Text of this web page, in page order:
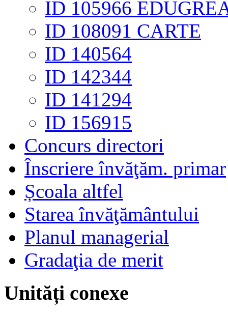
ID 105966
ID 108091 CARTE
ID 140564
ID 142344
ID 141294
ID 156915
Concurs directori
Înscriere învăţăm. primar
Școala altfel
Starea învăţământului
Planul managerial
Gradaţia de merit
Unități conexe